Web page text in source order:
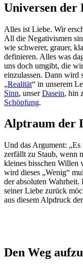
Universen der
Alles ist Liebe. Wir
All die Negativismen
wie schwerer, grauer,
definieren. Alles was
uns doch umgibt, die
einzulassen. Dann wird
„Realität“ in unserem
Sinn, unserDasein, hin
Schöpfung.
Alptraum der
Und das Argument:
zerfällt zu Staub, wenn
kleines bisschen Willen
wird dieses „Wenig“
der absoluten
seiner Liebe zurück
aus diesem Alpdruck
Den Weg